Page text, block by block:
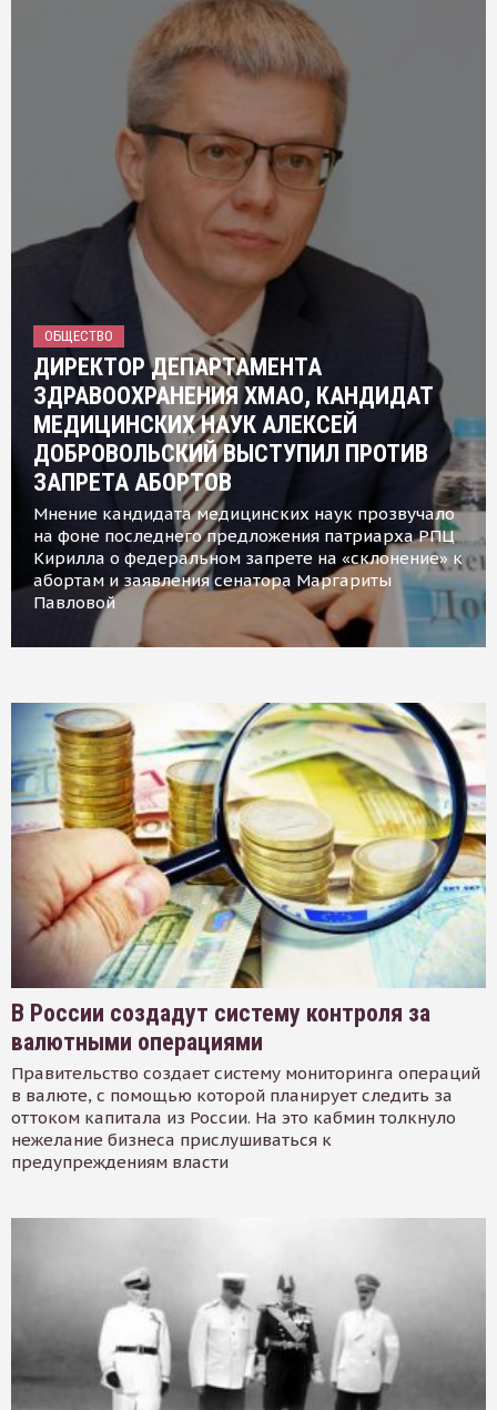
ОБЩЕСТВО
ДИРЕКТОР ДЕПАРТАМЕНТА
ЗДРАВООХРАНЕНИЯ ХМАО, КАНДИДАТ
МЕДИЦИНСКИХ НАУК АЛЕКСЕЙ
ДОБРОВОЛЬСКИЙ ВЫСТУПИЛ ПРОТИВ
ЗАПРЕТА АБОРТОВ
Мнение кандидата медицинских наук прозвучало
на фоне последнего предложения патриарха РПЦ
Кирилла о федеральном запрете на «склонение» к
абортам и заявления сенатора Маргариты
Павловой
В России создадут систему контроля за
валютными операциями
Правительство создает систему мониторинга операций
в валюте, с помощью которой планирует следить за
оттоком капитала из России. На это кабмин толкнуло
нежелание бизнеса прислушиваться к
предупреждениям власти